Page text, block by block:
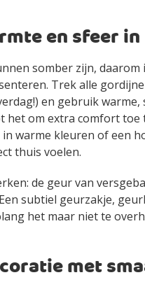
en sfeer
somber zijn,
Trek alle
en gebruik
het om extra comfort toe
in warme kleuren of een
thuis voelen.
de geur van
subtiel geurzakje,
het maar niet te
met